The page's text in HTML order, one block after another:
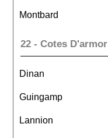
Montbard
22 - Cotes D'armor
Dinan
Guingamp
Lannion